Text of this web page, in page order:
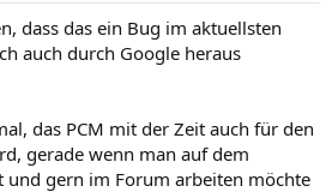
dass das ein Bug im aktuellsten
auch durch Google heraus
das PCM mit der Zeit auch für den
gerade wenn man auf dem
und gern im Forum arbeiten möchte